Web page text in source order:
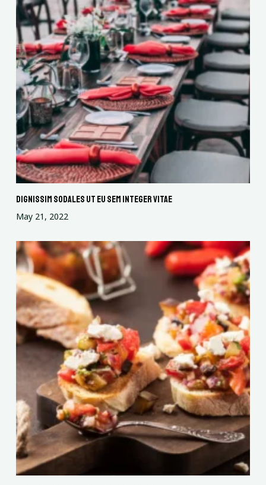
Dignissim sodales ut eu sem integer vitae
May 21, 2022